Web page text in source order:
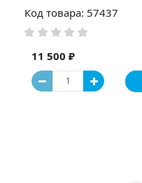
Код товара: 57437
11 500 ₽